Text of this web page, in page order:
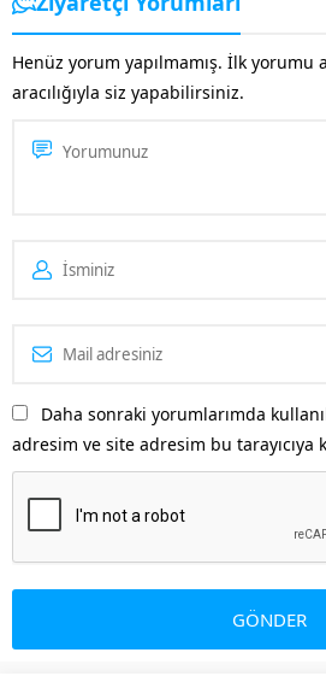
almak işletmenizi öne
Pinterest’in kitlesine...
Henüz yorum yapılmamış. İlk yorumu
aracılığıyla siz yapabilirsiniz.
Daha sonraki yorumlarımda
adresim ve site adresim bu tarayıcıya